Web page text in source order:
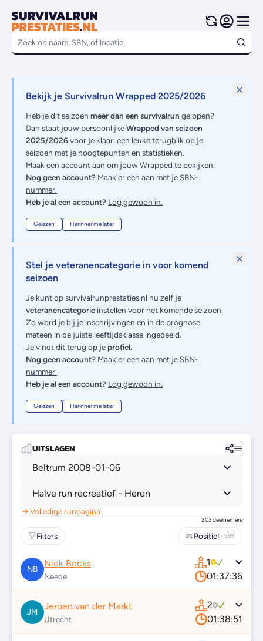
Bekijk je Survivalrun Wrapped 2025/2026
Heb je dit seizoen meer dan een survivalrun gelopen?
Dan staat jouw persoonlijkeWrapped van seizoen
2025/2026voor je klaar: een leuke terugblik op je
seizoen met je hoogtepunten en statistieken.
Maak een account aan om jouw Wrapped te bekijken.
Nog geen account? Maak er een aan met je SBN-
nummer.
Heb je al een account? Log gewoon in.
Gelezen Herinner me later
Stel je veteranencategorie in voor komend
seizoen
Je kunt op survivalrunprestaties.nl nu zelf je
veteranencategorie instellen voor het komende seizoen.
Zo word je bij je inschrijvingen en in de prognose
meteen in de juiste leeftijdsklasse ingedeeld.
Je vindt dit terug op je profiel.
Nog geen account? Maak er een aan met je SBN-
nummer.
Heb je al een account? Log gewoon in.
Gelezen Herinner me later
UITSLAGEN
Beltrum 2008-01-06
Halve run recreatief - Heren
Volledige runpagina
203 deelnemers
Filters Positie1 - 999
NB
Niek Becks
Neede
1
01:37:36
JM
Jeroen van der Markt
Utrecht
2
01:38:51